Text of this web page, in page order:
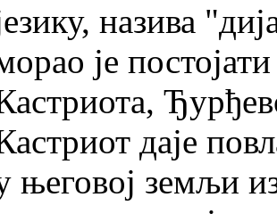
назива
је
даје
његовој земљи